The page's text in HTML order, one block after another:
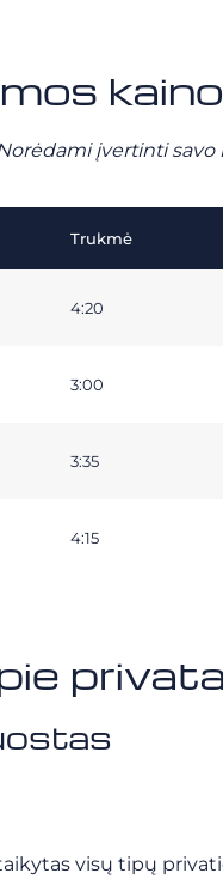
įvertinti
Trukmė
4:20
3:00
3:35
4:15
visų tipų